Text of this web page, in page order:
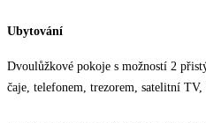
Ubytování
Dvoulůžkové pokoje s možností 2
čaje, telefonem, trezorem, satelitní